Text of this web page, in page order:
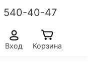
540-40-47
Вход Корзина